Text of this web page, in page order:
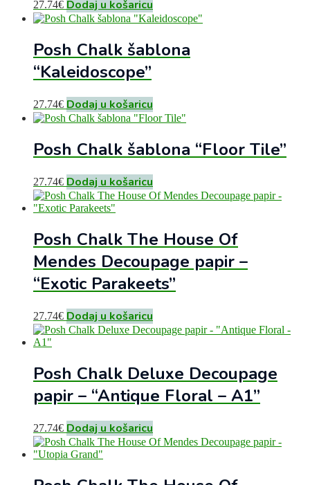
27.74€ Dodaj u košaricu
Posh Chalk šablona
“Kaleidoscope”
27.74€ Dodaj u košaricu
Posh Chalk šablona “Floor Tile”
27.74€ Dodaj u košaricu
Posh Chalk The House Of
Mendes Decoupage papir –
“Exotic Parakeets”
27.74€ Dodaj u košaricu
Posh Chalk Deluxe Decoupage
papir – “Antique Floral – A1”
27.74€ Dodaj u košaricu